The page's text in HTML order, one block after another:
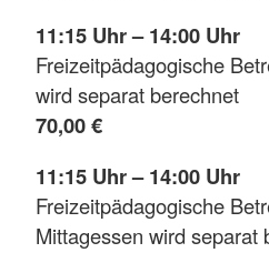
11:15 Uhr – 14:00 Uhr
Freizeitpädagogische
wird separat berechnet
70,00 €
11:15 Uhr – 14:00 Uhr
Freizeitpädagogische
Mittagessen wird